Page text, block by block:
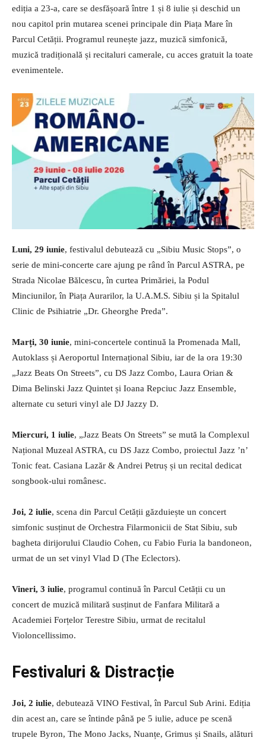
ediția a 23-a, care se desfășoară între 1 și 8 iulie și deschid un
nou capitol prin mutarea scenei principale din Piața Mare în
Parcul Cetății. Programul reunește jazz, muzică simfonică,
muzică tradițională și recitaluri camerale, cu acces gratuit la toate
evenimentele.
Luni, 29 iunie, festivalul debutează cu „Sibiu Music Stops”, o
serie de mini-concerte care ajung pe rând în Parcul ASTRA, pe
Strada Nicolae Bălcescu, în curtea Primăriei, la Podul
Minciunilor, în Piața Aurarilor, la U.A.M.S. Sibiu și la Spitalul
Clinic de Psihiatrie „Dr. Gheorghe Preda”.
Marți, 30 iunie, mini-concertele continuă la Promenada Mall,
Autoklass și Aeroportul Internațional Sibiu, iar de la ora 19:30
„Jazz Beats On Streets”, cu DS Jazz Combo, Laura Orian &
Dima Belinski Jazz Quintet și Ioana Repciuc Jazz Ensemble,
alternate cu seturi vinyl ale DJ Jazzy D.
Miercuri, 1 iulie, „Jazz Beats On Streets” se mută la Complexul
Național Muzeal ASTRA, cu DS Jazz Combo, proiectul Jazz ’n’
Tonic feat. Casiana Lazăr & Andrei Petruș și un recital dedicat
songbook-ului românesc.
Joi, 2 iulie, scena din Parcul Cetății găzduiește un concert
simfonic susținut de Orchestra Filarmonicii de Stat Sibiu, sub
bagheta dirijorului Claudio Cohen, cu Fabio Furia la bandoneon,
urmat de un set vinyl Vlad D (The Eclectors).
Vineri, 3 iulie, programul continuă în Parcul Cetății cu un
concert de muzică militară susținut de Fanfara Militară a
Academiei Forțelor Terestre Sibiu, urmat de recitalul
Violoncellissimo.
Festivaluri & Distracție
Joi, 2 iulie, debutează VINO Festival, în Parcul Sub Arini. Ediția
din acest an, care se întinde până pe 5 iulie, aduce pe scenă
trupele Byron, The Mono Jacks, Nuanțe, Grimus și Snails, alături